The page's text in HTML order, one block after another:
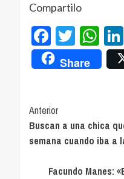
Compartilo
Share
Navegación
de
entradas
Anterior
Buscan a una chica
semana cuando iba a
Facundo Manes: